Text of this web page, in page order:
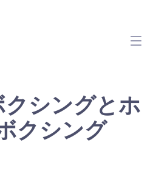
シングとホ
クシング